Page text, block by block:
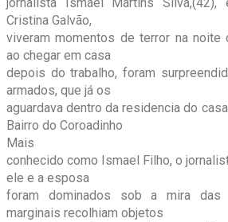
Cristina Galvão,
viveram momentos de terror na noite
ao chegar em casa
depois do trabalho, foram
armados, que já os
aguardava dentro da residencia do
Bairro do Coroadinho
Mais
conhecido como Ismael Filho, o
ele e a esposa
foram dominados sob a mira das
marginais recolhiam objetos